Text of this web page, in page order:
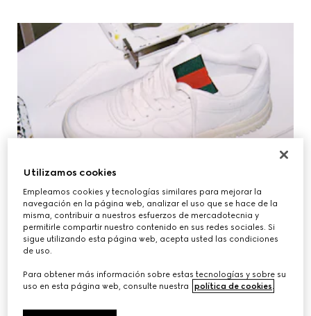
Videos
Inspiraciones Y Códigos
Gucci Equilibrium
Making Of
CERRAR
MAKING OF
Descubra las Gucci Re-Web, las primeras
zapatillas de Sabato para la Firma.
Utilizamos cookies
Empleamos cookies y tecnologías similares para mejorar la
navegación en la página web, analizar el uso que se hace de la
misma, contribuir a nuestros esfuerzos de mercadotecnia y
permitirle compartir nuestro contenido en sus redes sociales. Si
sigue utilizando esta página web, acepta usted las condiciones
de uso.
Para obtener más información sobre estas tecnologías y sobre su
uso en esta página web, consulte nuestra
política de cookies.